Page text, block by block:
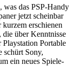
das PSP-Handy
jetzt scheinbar
erschienen
über Kenntnisse
Portable
schürt Sony,
ein neues Spiele-